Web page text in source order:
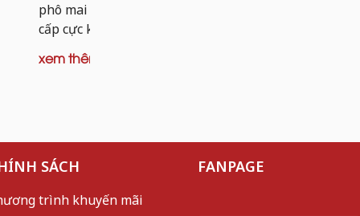
phô mai chính là phiên bản nâng
cấp cực kỳ đáng thử. Thay vì...
xem thêm
SÁCH
trình khuyến mãi
FANPAGE